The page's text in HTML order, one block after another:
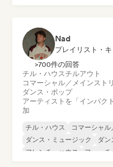
Nad
プレイリスト・
>700件の回答
チル・ハウスチルアウト
コマーシャル／メインスト
ダンス・ポップ
アーティストを「インパク
加
チル・ハウス
コマーシャ
ダンス・ミュージック
ダン
フレンチ・ハウス
フューチ